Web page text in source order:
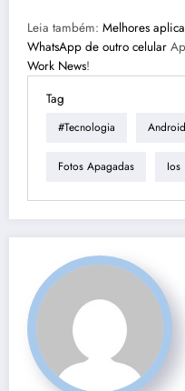
Leia também: Melhores
WhatsApp de outro celular
Work News!
Tag
#tecnologia Android
Fotos Apagadas Ios